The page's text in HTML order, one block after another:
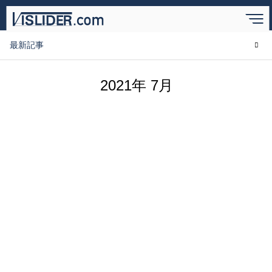
BLOG ブログ
最新記事
2021年 7月